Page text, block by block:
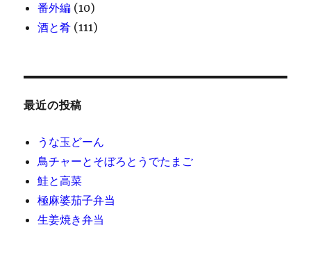
番外編 (10)
酒と肴 (111)
最近の投稿
うな玉どーん
鳥チャーとそぼろとうでたまご
鮭と高菜
極麻婆茄子弁当
生姜焼き弁当